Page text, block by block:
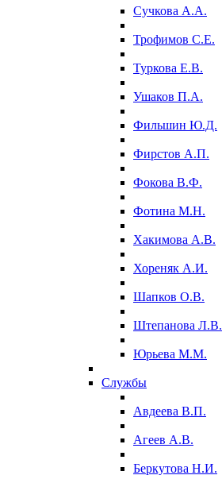
Сучкова А.А.
Трофимов С.Е.
Туркова Е.В.
Ушаков П.А.
Фильшин Ю.Д.
Фирстов А.П.
Фокова В.Ф.
Фотина М.Н.
Хакимова А.В.
Хореняк А.И.
Шапков О.В.
Штепанова Л.В.
Юрьева М.М.
Службы
Авдеева В.П.
Агеев А.В.
Беркутова Н.И.